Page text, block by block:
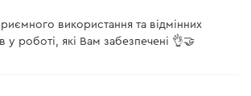
використання та відмінних
у роботі, які Вам забезпечені 👌🤝